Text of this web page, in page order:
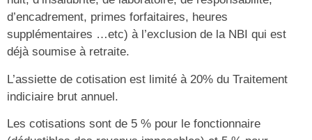
d’encadrement, primes forfaitaires, heures
supplémentaires …etc) à l’exclusion de la NBI qui est
déjà soumise à retraite.
L’assiette de cotisation est limité à 20% du Traitement
indiciaire brut annuel.
Les cotisations sont de 5 % pour le fonctionnaire